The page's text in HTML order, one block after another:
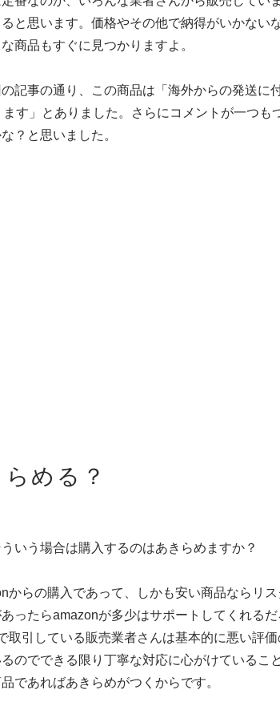
と思います。価格やその他で納得がいかない
商品もすぐに見つかりますよ。
記事の通り、この商品は「海外からの発送に
す」とありました。さらにコメントが一つも
？と思いました。
める？
いう場合は購入するのはあきらめますか？
からの購入であって、しかも安い商品ならリ
ったらamazonが多少はサポートしてくれる
取引している販売業者さんは基本的に悪い評
のでできる限り丁寧な対応に心がけているこ
であればあきらめがつくからです。